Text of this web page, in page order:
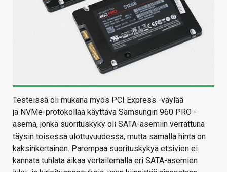
Testeissä oli mukana myös PCI Express -väylää
ja NVMe-protokollaa käyttävä Samsungin 960 PRO -
asema, jonka suorituskyky oli SATA-asemiin verrattuna
täysin toisessa ulottuvuudessa, mutta samalla hinta on
kaksinkertainen. Parempaa suorituskykyä etsivien ei
kannata tuhlata aikaa vertailemalla eri SATA-asemien